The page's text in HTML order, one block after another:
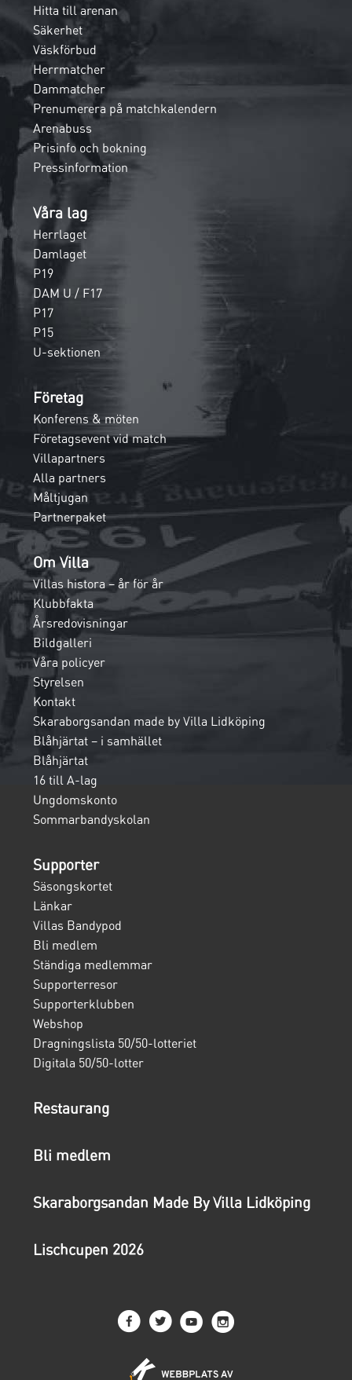
Hitta till arenan
Säkerhet
Väskförbud
Herrmatcher
Dammatcher
Prenumerera på matchkalendern
Arenabuss
Prisinfo och bokning
Pressinformation
Våra lag
Herrlaget
Damlaget
P19
DAM U / F17
P17
P15
U-sektionen
Företag
Konferens & möten
Företagsevent vid match
Villapartners
Alla partners
Måltjugan
Partnerpaket
Om Villa
Villas histora – år för år
Klubbfakta
Årsredovisningar
Bildgalleri
Våra policyer
Styrelsen
Kontakt
Skaraborgsandan made by Villa Lidköping
Blåhjärtat – i samhället
Blåhjärtat
16 till A-lag
Ungdomskonto
Sommarbandyskolan
Supporter
Säsongskortet
Länkar
Villas Bandypod
Bli medlem
Ständiga medlemmar
Supporterresor
Supporterklubben
Webshop
Dragningslista 50/50-lotteriet
Digitala 50/50-lotter
Restaurang
Bli medlem
Skaraborgsandan Made By Villa Lidköping
Lischcupen 2026